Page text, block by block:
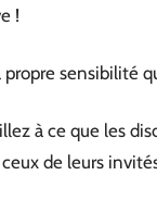
!
sensibilité
à ce que les
de leurs